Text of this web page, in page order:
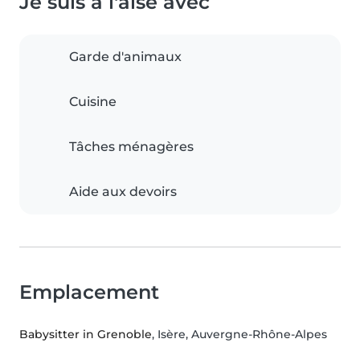
Garde d'animaux
Cuisine
Tâches ménagères
Aide aux devoirs
Emplacement
Babysitter in Grenoble, Isère, Auvergne-Rhône-Alpes